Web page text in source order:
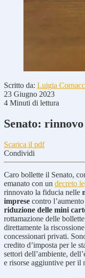
Scritto da: Luigia
23 Giugno 2023
4 Minuti di lettura
Senato:
Scarica il pdf
Condividi
Caro bollette il Senato,
emanato con un decreto
rinnovato la fiducia nelle
imprese contro
riduzione delle mini
rottamazione delle
direttamente la
concessionari privati.
credito d’imposta per le
settori dell’ambiente,
e risorse aggiuntive per il